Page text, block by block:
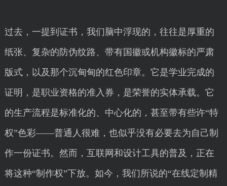
过去，一提到证书，我们脑中浮现的，往往是厚重的
纸张、复杂的防伪纹路、带有国徽或机构徽标的严肃
版式，以及那个沉甸甸的红色印章。它是学业完成的
证明，是职业资格的准入券，是荣誉的实体承载。它
的生产流程是标准化的、中心化的，甚至带有些许“特
权”色彩——普通人很难，也似乎没有必要去为自己制
作一份证书。然而，互联网和设计工具的普及，正在
将这种“制作权”下放。如今，我们所说的“在线定制精